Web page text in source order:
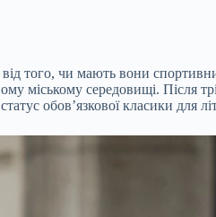
того, чи мають вони
міському середовищі. Після
обов’язкової класики для